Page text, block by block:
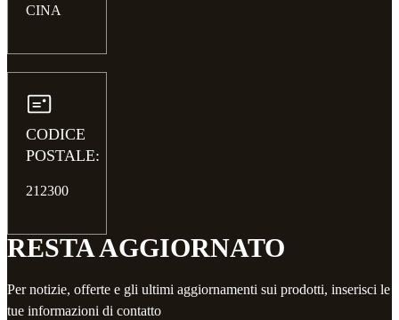
CINA
CODICE
POSTALE:
212300
RESTA AGGIORNATO
Per notizie, offerte e gli ultimi aggiornamenti sui prodotti, inserisci le
tue informazioni di contatto